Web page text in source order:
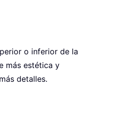
o inferior de la
más estética y
detalles.